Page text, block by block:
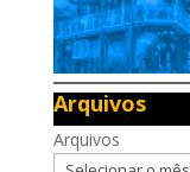
Arquivos
Arquivos